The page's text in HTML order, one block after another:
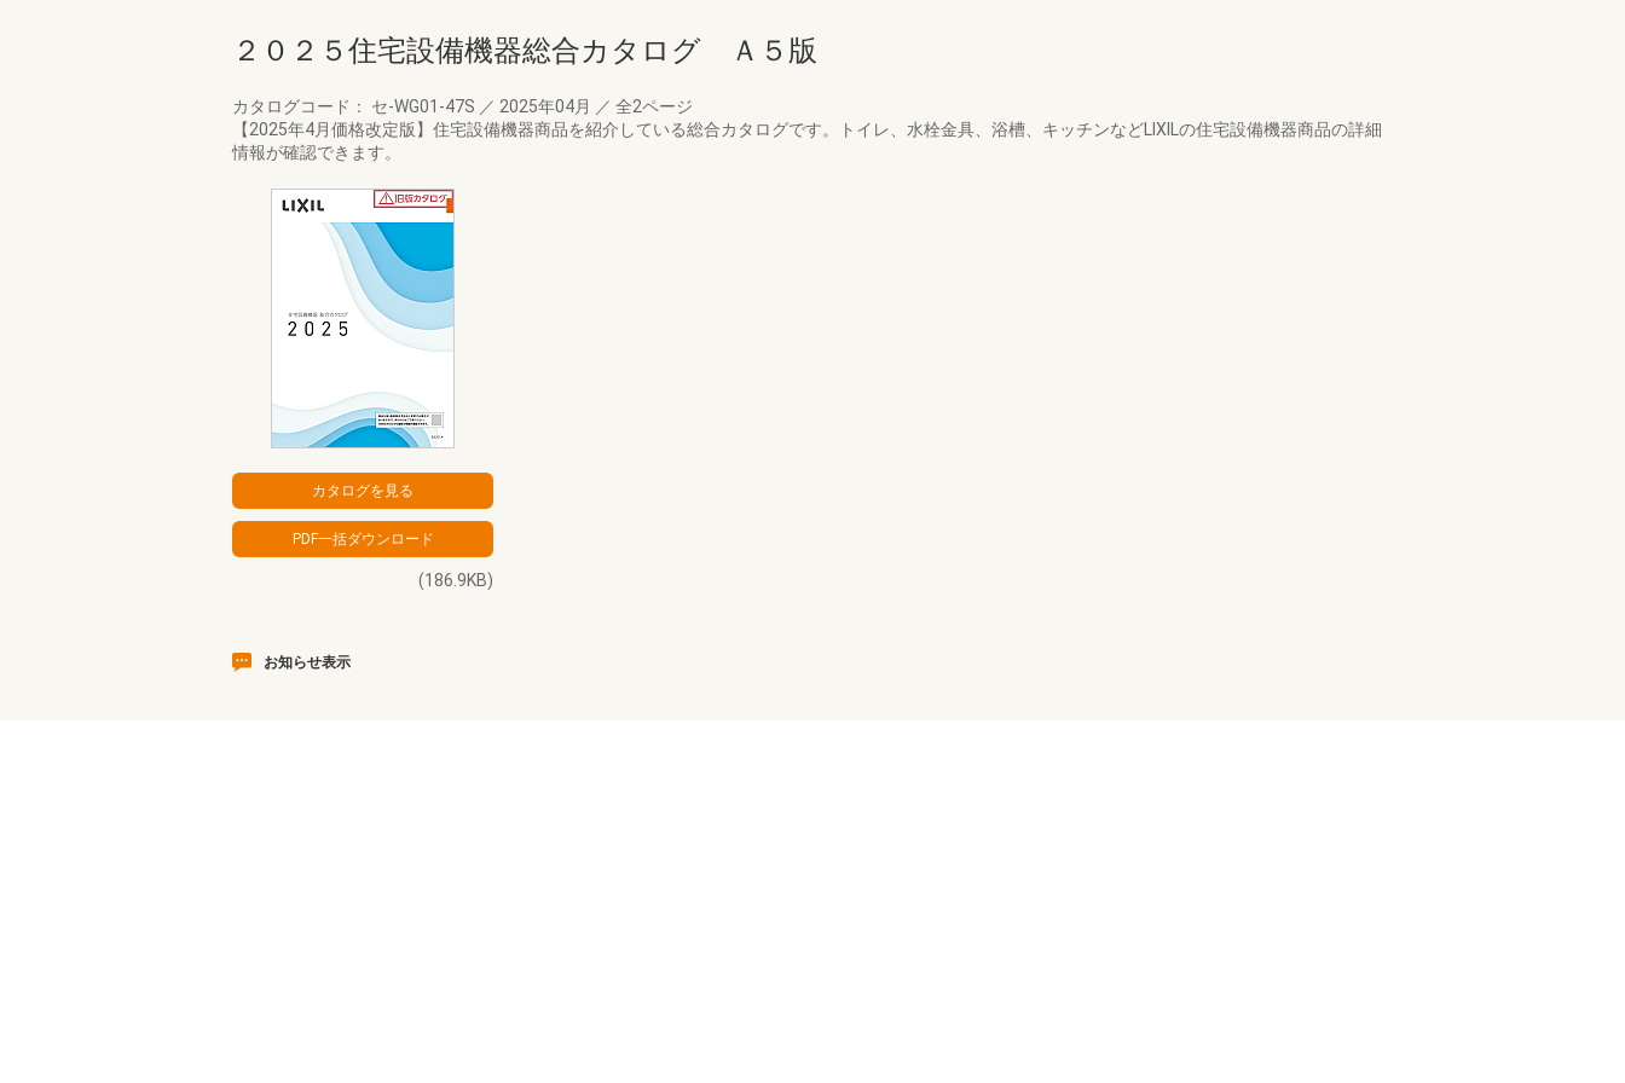
２０２５住宅設備機器総合カタログ Ａ５版
カタログコード： セ-WG01-47S ／ 2025年04月 ／ 全2ページ
【2025年4月価格改定版】住宅設備機器商品を紹介している総合カタログです。トイレ、水栓金具、浴槽、キッチンなどLIXILの住宅設備機器商品の詳細
情報が確認できます。
(186.9KB)
お知らせ表示